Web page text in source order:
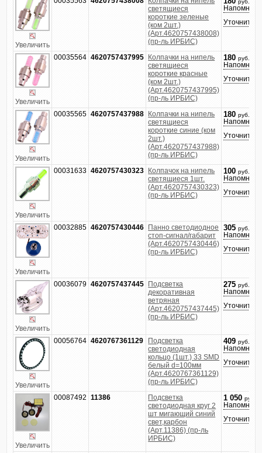
Увеличить
светящиеся
короткие зеленые
(ком 2шт.)
(Арт.4620757438008)
(пр-ль ИРБИС)
руб.
Напомнить
Уточнить
Увеличить
00035564 4620757437995
Колпачки на нипель
светящиеся
короткие красные
(ком 2шт.)
(Арт.4620757437995)
(пр-ль ИРБИС)
180 руб.
Напомнить
Уточнить
Увеличить
00035565 4620757437988
Колпачки на нипель
светящиеся
короткие синие (ком
2шт.)
(Арт.4620757437988)
(пр-ль ИРБИС)
180 руб.
Напомнить
Уточнить
Увеличить
00031633 4620757430323
Колпачок на нипель
светящиеся 1шт.
(Арт.4620757430323)
(пр-ль ИРБИС)
100 руб.
Напомнить
Уточнить
Увеличить
00032885 4620757430446
Панно светодиодное
стоп-сигнал/габарит
(Арт.4620757430446)
(пр-ль ИРБИС)
305 руб.
Напомнить
Уточнить
Увеличить
00036079 4620757437445
Подсветка
декоративная
ветряная
(Арт.4620757437445)
(пр-ль ИРБИС)
275 руб.
Напомнить
Уточнить
Увеличить
00056764 4620767361129
Подсветка
светодиодная
кольцо (1шт.) 33 SMD
белый d=100мм
(Арт.4620767361129)
(пр-ль ИРБИС)
409 руб.
Напомнить
Уточнить
Увеличить
00087492 11386
Подсветка
светодиодная круг 2
шт мигающий синий
свет,карбон
(Арт.11386) (пр-ль
ИРБИС)
1 050 руб.
Напомнить
Уточнить